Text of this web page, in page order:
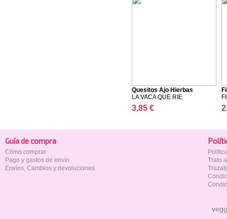
Quesitos Ajo Hierbas
LA VACA QUE RÍE
3,85 €
Guía de compra
Cómo comprar
Pago y gastos de envío
Envíos, Cambios y devoluciones
Trato